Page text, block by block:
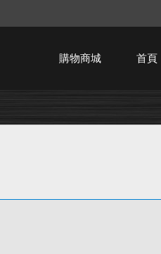
購物商城 首頁